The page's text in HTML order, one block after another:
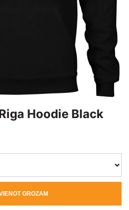
Hoodie Black
GROZAM